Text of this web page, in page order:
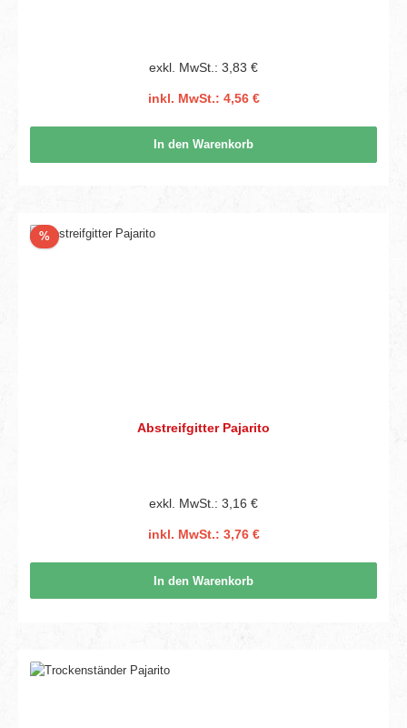
exkl. MwSt.: 3,83 €
inkl. MwSt.: 4,56 €
In den Warenkorb
%Rabatt
Abstreifgitter Pajarito
exkl. MwSt.: 3,16 €
inkl. MwSt.: 3,76 €
In den Warenkorb